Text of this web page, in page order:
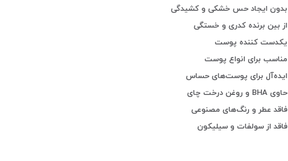
بدون ایجاد حس خشکی و کشیدگی
از بین برنده کدری و خستگی
یکدست کننده پوست
مناسب برای انواع پوست
ایده‌آل برای پوست‎‌های حساس
حاوی BHA و روغن درخت چای
فاقد عطر و رنگ‌های مصنوعی
فاقد از سولفات و سیلیکون